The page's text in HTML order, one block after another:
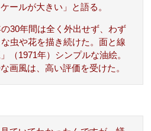
ールが大きい」と語る。
30年間は全く外出せず、わず
虫や花を描き続けた。面と線
（1971年）シンプルな油絵。
画風は、高い評価を受けた。